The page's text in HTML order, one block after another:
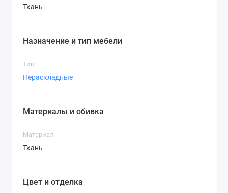
Ткань
Назначение и тип мебели
Тип
Нераскладные
Материалы и обивка
Материал
Ткань
Цвет и отделка